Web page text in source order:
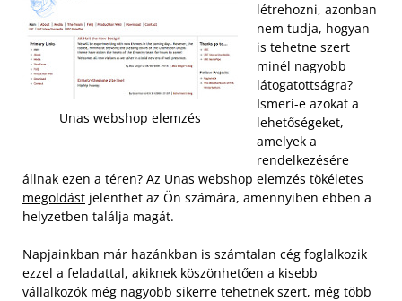
Unas webshop elemzés
létrehozni, azonban
nem tudja, hogyan
is tehetne szert
minél nagyobb
látogatottságra?
Ismeri-e azokat a
lehetőségeket,
amelyek a
rendelkezésére
állnak ezen a téren? Az Unas webshop elemzés tökéletes
megoldást jelenthet az Ön számára, amennyiben ebben a
helyzetben találja magát.
Napjainkban már hazánkban is számtalan cég foglalkozik
ezzel a feladattal, akiknek köszönhetően a kisebb
vállalkozók még nagyobb sikerre tehetnek szert, még több